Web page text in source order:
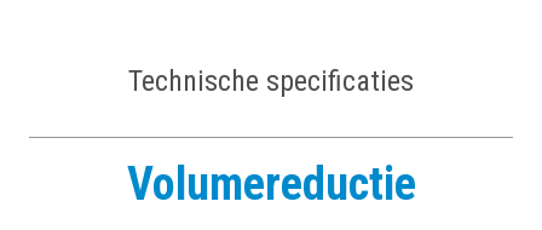
Technische specificaties
Volumereductie